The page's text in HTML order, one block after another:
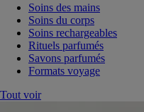
Soins des mains
Soins du corps
Soins rechargeables
Rituels parfumés
Savons parfumés
Formats voyage
Tout voir